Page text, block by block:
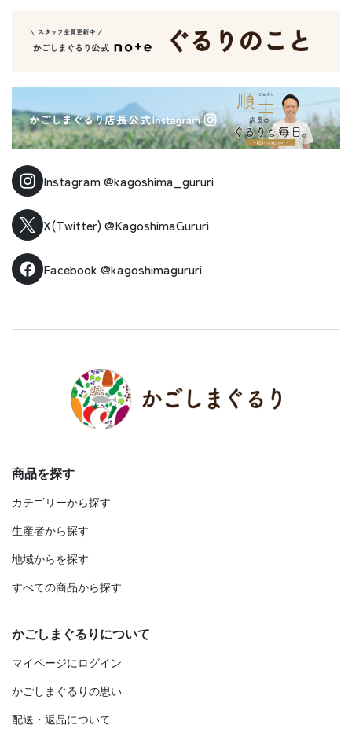
Instagram@kagoshima_gururi
X(Twitter) @KagoshimaGururi
Facebook @kagoshimagururi
商品を探す
カテゴリーから探す
生産者から探す
地域からを探す
すべての商品から探す
かごしまぐるりについて
マイページにログイン
かごしまぐるりの思い
配送・返品について